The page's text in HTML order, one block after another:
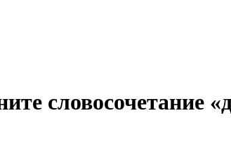
словосочетание